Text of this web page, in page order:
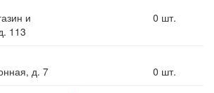
и
113
0 шт.
д. 7 0 шт.